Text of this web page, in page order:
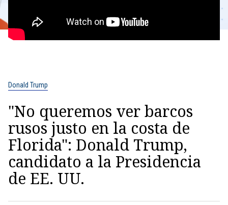
Donald Trump
"No queremos ver barcos
rusos justo en la costa de
Florida": Donald Trump,
candidato a la Presidencia
de EE. UU.